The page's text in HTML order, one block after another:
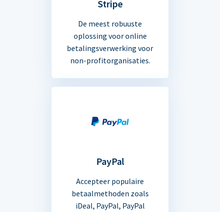
Stripe
De meest robuuste
oplossing voor online
betalingsverwerking voor
non-profitorganisaties.
PayPal
Accepteer populaire
betaalmethoden zoals
iDeal, PayPal, PayPal